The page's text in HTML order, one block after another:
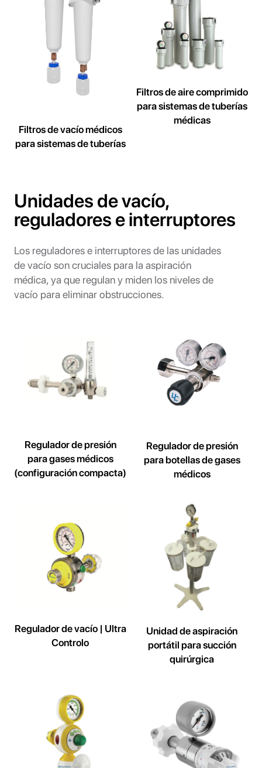
Filtros de vacío médicos
para sistemas de tuberías
Filtros de aire comprimido
para sistemas de tuberías
médicas
Unidades de vacío,
reguladores e interruptores
Los reguladores e interruptores de las unidades
de vacío son cruciales para la aspiración
médica, ya que regulan y miden los niveles de
vacío para eliminar obstrucciones.
Regulador de presión
para gases médicos
(configuración compacta)
Regulador de presión
para botellas de gases
médicos
Regulador de vacío | Ultra
Controlo
Unidad de aspiración
portátil para succión
quirúrgica